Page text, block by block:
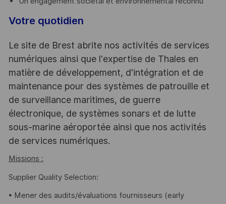
Votre quotidien
Le site de Brest abrite nos activités de services
numériques ainsi que l'expertise de Thales en
matière de développement, d'intégration et de
maintenance pour des systèmes de patrouille et
de surveillance maritimes, de guerre
électronique, de systèmes sonars et de lutte
sous-marine aéroportée ainsi que nos activités
de services numériques.
Missions :
Supplier Quality Selection:
• Mener des audits/évaluations fournisseurs (early